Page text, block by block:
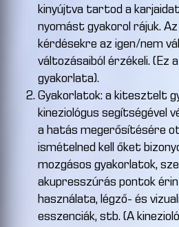
kinyújtva tartod a
nyomást gyakorol rájuk.
kérdésekre az igen/nem
változásaiból érzékeli. (Ez
gyakorlata).
Gyakorlatok: a kitesztelt
kineziológus segítségével
a hatás megerősítésére
ismételned kell őket
mozgásos gyakorlatok,
akupresszúrás pontok
használata, légző- és
esszenciák, stb. (A